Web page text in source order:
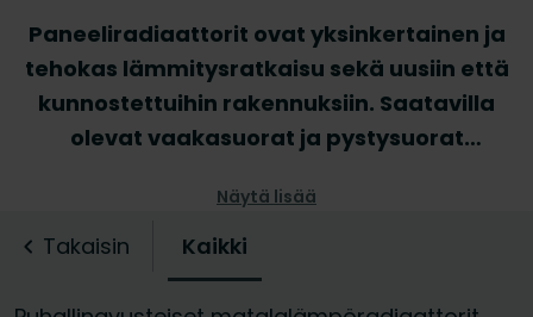
Paneeliradiaattorit ovat yksinkertainen ja
tehokas lämmitysratkaisu sekä uusiin että
kunnostettuihin rakennuksiin. Saatavilla
olevat vaakasuorat ja pystysuorat
tekevät Purmon radiaattorivalikoimasta
hyvän valinnan sekä klassisiin että
moderneihin sisustuksiin.
Paneeliradiaattoreidemme tunnusomainen
Näytä lisää
Takaisin Kaikki